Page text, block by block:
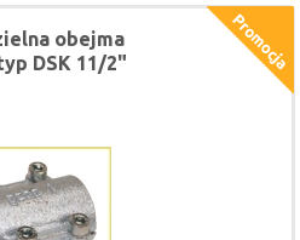
obejma
DSK 11/2"